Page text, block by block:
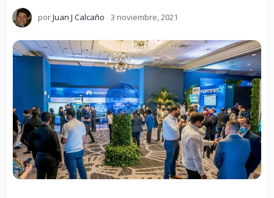
porJuan J Calcaño 3 noviembre, 2021